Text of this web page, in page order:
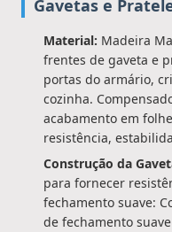
Gavetas e
Material: Madeira
frentes de gaveta e
portas do armário,
cozinha.
acabamento em
resistência,
Construção da
para fornecer
fechamento suave:
de fechamento